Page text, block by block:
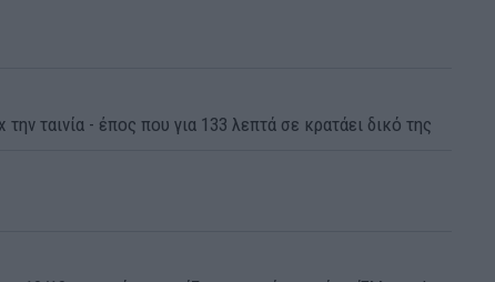
ταινία - έπος που για 133 λεπτά σε κρατάει δικό της